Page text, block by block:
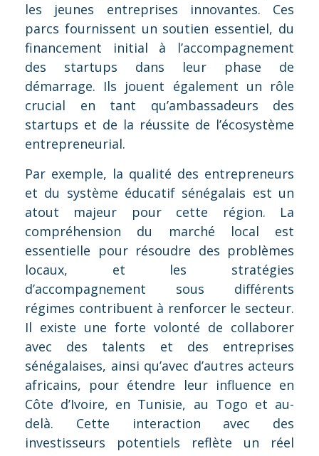
les jeunes entreprises innovantes. Ces
parcs fournissent un soutien essentiel, du
financement initial à l’accompagnement
des startups dans leur phase de
démarrage. Ils jouent également un rôle
crucial en tant qu’ambassadeurs des
startups et de la réussite de l’écosystème
entrepreneurial.
Par exemple, la qualité des entrepreneurs
et du système éducatif sénégalais est un
atout majeur pour cette région. La
compréhension du marché local est
essentielle pour résoudre des problèmes
locaux, et les stratégies
d’accompagnement sous différents
régimes contribuent à renforcer le secteur.
Il existe une forte volonté de collaborer
avec des talents et des entreprises
sénégalaises, ainsi qu’avec d’autres acteurs
africains, pour étendre leur influence en
Côte d’Ivoire, en Tunisie, au Togo et au-
delà. Cette interaction avec des
investisseurs potentiels reflète un réel